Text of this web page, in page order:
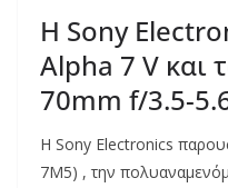
Η Sony
Alpha 7 V και
70mm f/3.5-
Η Sony Electronics
7M5) , την